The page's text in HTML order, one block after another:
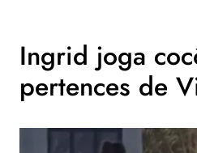
Ingrid joga
pertences de